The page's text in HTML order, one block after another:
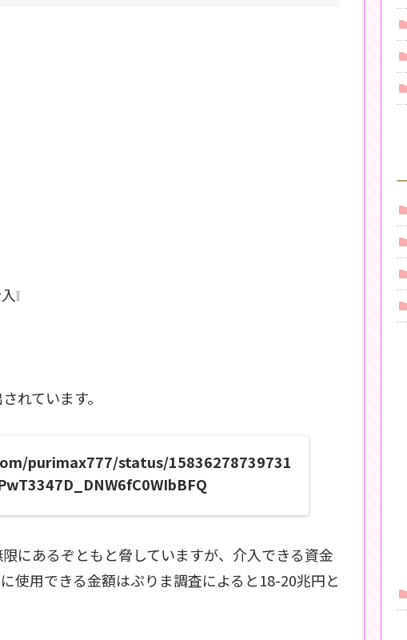
❕
れています。
purimax777/status/15836278739731
にあるぞともと脅していますが、介入できる資金
使用できる金額はぷりま調査によると18-20兆円と